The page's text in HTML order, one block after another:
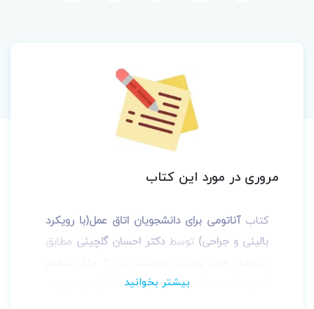
مروری در مورد این کتاب
کتابآناتومی برای دانشجویان اتاق عمل(با رویکرد
بالینی و جراحی) توسطدکتر احسان گلچینی مطابق
گردیده است. که جلد دوم کتاب شامل توضیح در